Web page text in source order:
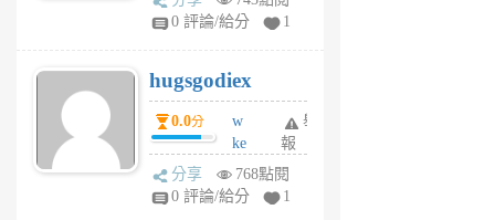
m
6
個
月
前
0 評論/給分
1
hugsgodiex
0.0分
w
ke
rv
pj
舉
報
分享
768點閱
0 評論/給分
1